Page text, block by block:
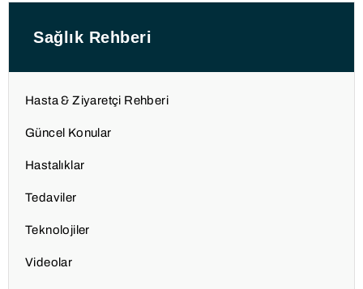
Sağlık Rehberi
Hasta & Ziyaretçi Rehberi
Güncel Konular
Hastalıklar
Tedaviler
Teknolojiler
Videolar